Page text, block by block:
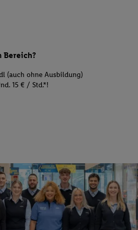
Bereich?
(auch ohne Ausbildung)
15 € / Std.*!